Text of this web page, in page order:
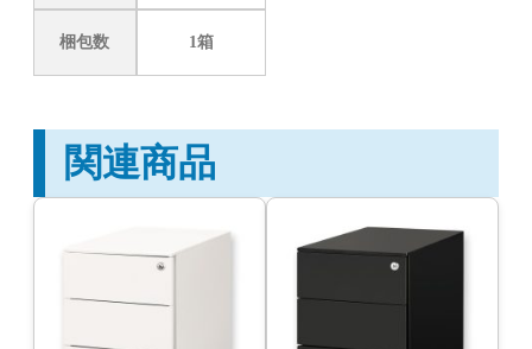
梱包数 1箱
関連商品